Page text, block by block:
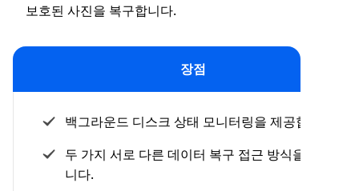
보호된 사진을 복구합니다.
장점
백그라운드 디스크 상태 모니터링을 제공합니다.
두 가지 서로 다른 데이터 복구 접근 방식을 제공합
니다.